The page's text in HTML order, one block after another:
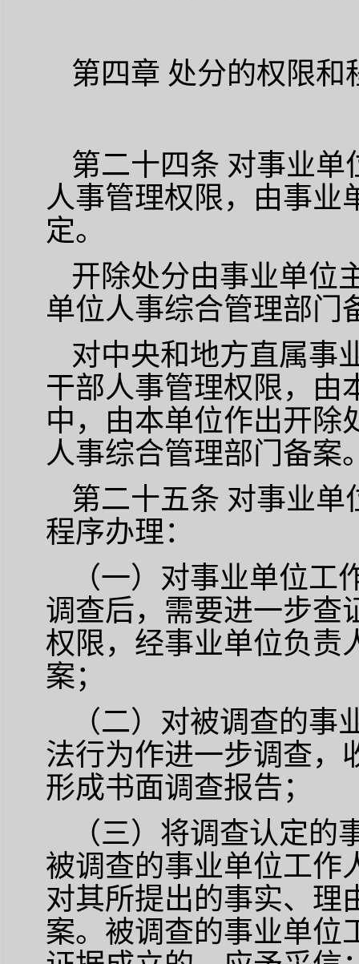
第四章 处分的权限和
第二十四条 对事业单
人事管理权限，由事业
定。
开除处分由事业单位
单位人事综合管理部门
对中央和地方直属事
干部人事管理权限，由
中，由本单位作出开除
人事综合管理部门备案
第二十五条 对事业单
程序办理：
（一）对事业单位
调查后，需要进一步查
权限，经事业单位负责
案；
（二）对被调查的
法行为作进一步调查，
形成书面调查报告；
（三）将调查认定
被调查的事业单位工作
对其所提出的事实、理
案。被调查的事业单位